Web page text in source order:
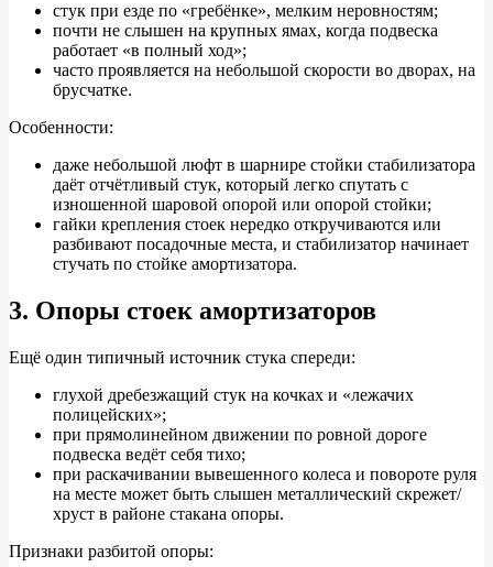
стук при езде по «гребёнке», мелким неровностям;
почти не слышен на крупных ямах, когда подвеска
работает «в полный ход»;
часто проявляется на небольшой скорости во дворах, на
брусчатке.
Особенности:
даже небольшой люфт в шарнире стойки стабилизатора
даёт отчётливый стук, который легко спутать с
изношенной шаровой опорой или опорой стойки;
гайки крепления стоек нередко откручиваются или
разбивают посадочные места, и стабилизатор начинает
стучать по стойке амортизатора.
3. Опоры стоек амортизаторов
Ещё один типичный источник стука спереди:
глухой дребезжащий стук на кочках и «лежачих
полицейских»;
при прямолинейном движении по ровной дороге
подвеска ведёт себя тихо;
при раскачивании вывешенного колеса и повороте руля
на месте может быть слышен металлический скрежет/
хруст в районе стакана опоры.
Признаки разбитой опоры: